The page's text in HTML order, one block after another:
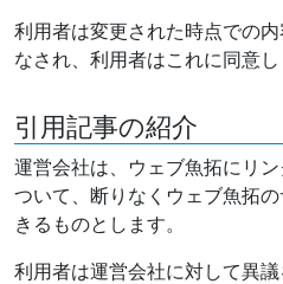
利用者は変更された時点での
なされ、利用者はこれに同意し
引用記事の紹介
運営会社は、ウェブ魚拓にリ
ついて、断りなくウェブ魚拓
きるものとします。
利用者は運営会社に対して異議